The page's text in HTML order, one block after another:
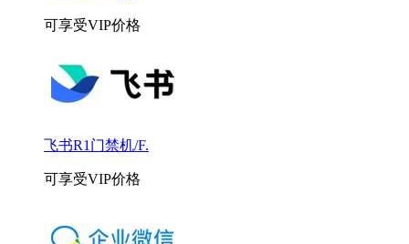
可享受VIP价格
飞书R1门禁机/F.
可享受VIP价格